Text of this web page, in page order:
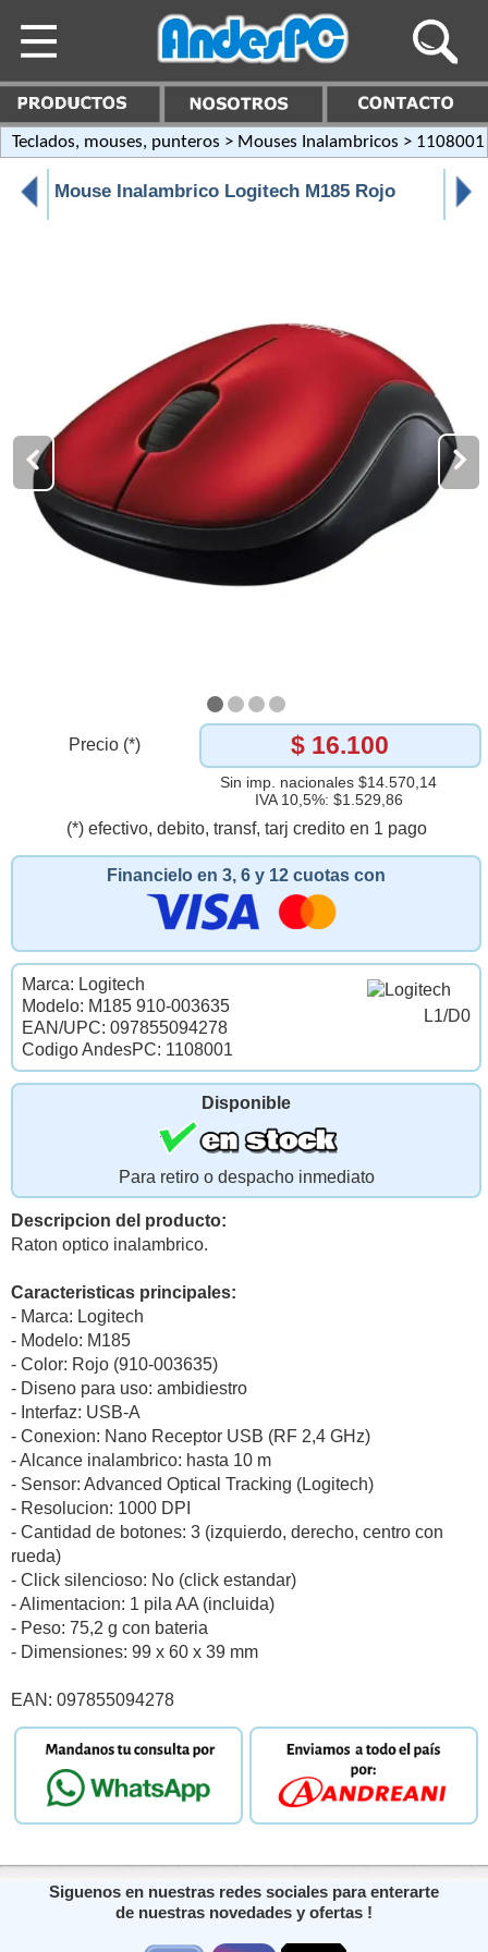
Teclados, mouses, punteros > Mouses Inalambricos > 1108001
Mouse Inalambrico Logitech M185 Rojo
Precio (*) $ 16.100
Sin imp. nacionales $14.570,14
IVA 10,5%: $1.529,86
(*) efectivo, debito, transf, tarj credito en 1 pago
Financielo en 3, 6 y 12 cuotas con
L1/D0
Marca: Logitech
Modelo: M185 910-003635
EAN/UPC: 097855094278
Codigo AndesPC: 1108001
Disponible
Para retiro o despacho inmediato
Descripcion del producto:
Raton optico inalambrico.
Caracteristicas principales:
- Marca: Logitech
- Modelo: M185
- Color: Rojo (910-003635)
- Diseno para uso: ambidiestro
- Interfaz: USB-A
- Conexion: Nano Receptor USB (RF 2,4 GHz)
- Alcance inalambrico: hasta 10 m
- Sensor: Advanced Optical Tracking (Logitech)
- Resolucion: 1000 DPI
- Cantidad de botones: 3 (izquierdo, derecho, centro con
rueda)
- Click silencioso: No (click estandar)
- Alimentacion: 1 pila AA (incluida)
- Peso: 75,2 g con bateria
- Dimensiones: 99 x 60 x 39 mm
EAN: 097855094278
Siguenos en nuestras redes sociales para enterarte
de nuestras novedades y ofertas !